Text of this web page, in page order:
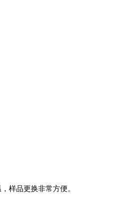
样品更换非常方便。